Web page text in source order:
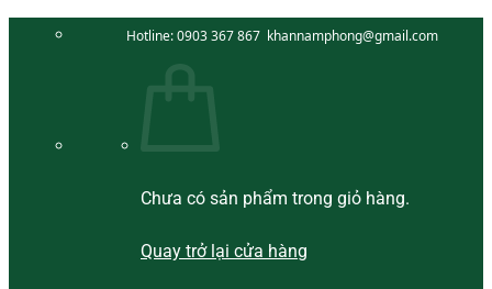
Hotline:0903 367 867 khannamphong@gmail.com
Chưa có sản phẩm trong giỏ hàng.
Quay trở lại cửa hàng